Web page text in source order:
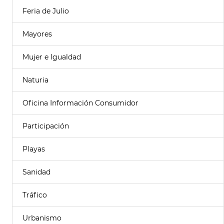
Feria de Julio
Mayores
Mujer e Igualdad
Naturia
Oficina Información Consumidor
Participación
Playas
Sanidad
Tráfico
Urbanismo